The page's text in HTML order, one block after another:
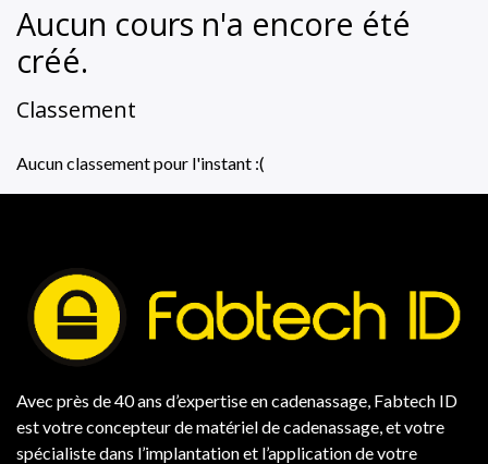
Classement
Aucun classement pour l'instant :(
Aucun cours n'a encore été
créé.
Avec près de 40 ans d’expertise en cadenassage, Fabtech ID
est votre concepteur de matériel de cadenassage, et votre
spécialiste dans l’implantation et l’application de votre